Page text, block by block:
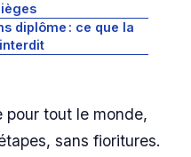
diplôme : ce que la
pour tout le monde,
sans fioritures.